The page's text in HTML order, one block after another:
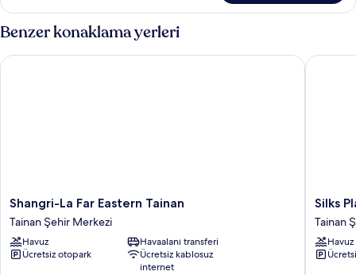
hakkında
fazla
Benzer konaklama yerleri
Shangri-
La
Far
Eastern
Tainan
Shangri-La Far Eastern Tainan
Tainan Şehir Merkezi
Havuz
Havaalanı transferi
Ücretsiz otopark
Ücretsiz kablosuz
internet
Shangri-La Far Eastern Tainan
Silks
Place
Tainan
Tainan
Şehir
Silks
Tainan
Havuz
Silks